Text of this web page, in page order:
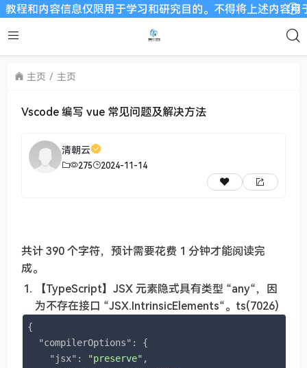
程和内容信息仅限用于学习和研究目的。不得将上述内容用
主页 主页
Vscode 编写 vue 常见问题及解决方法
清朝云
275 2024-11-14
共计 390 个字符，预计需要花费 1 分钟才能阅读完
成。
【TypeScript】JSX 元素隐式具有类型 “any“，因
为不存在接口 “JSX.IntrinsicElements“。ts(7026)
{
"compilerOptions" : {
"jsx" : "preserve" ,